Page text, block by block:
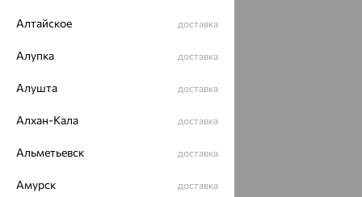
Вид изделия:
Металл:
Проба:585
Бренд:MASTER BRILLIANT
Вес металла:
Алтайское доставка
Алупка доставка
Алушта доставка
Алхан-Кала доставка
Альметьевск доставка
Амурск доставка